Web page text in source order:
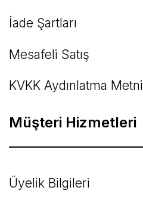
İade Şartları
Mesafeli Satış
KVKK Aydınlatma Metni
Müşteri Hizmetleri
Üyelik Bilgileri